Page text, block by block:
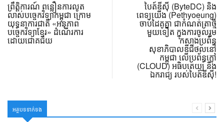
ព្រឹត្តិការណ៍ ពន្លឿនការលូត
លាស់បច្ចេកវិទ្យាកម្ពុជា ក្រោម
យុទ្ធនាការជាតិ «អនុភាព
បច្ចេកវិទ្យាខ្មែរ» ដំណើរការ
ដោយជោគជ័យ
បៃត៍ឌីស៊ី (ByteDC) និង
ពេទ្យយើង (Pethyoeung)
ចាប់ដៃគូគ្នា ជាកំណត់ត្រាថ្មី
មួយទៀត ក្នុងការចូលរួម
កសាងប្រព័ន្ធ
សុខាភិបាលឌីជីថល​នៅ
កម្ពុជា លើប្រព័ន្ធក្លៅ
(CLOUD) អធិបតេយ្យ និង
ឯករាជ្យ របស់បៃត៍ឌីស៊ី!
អត្ថបទទាក់ទង